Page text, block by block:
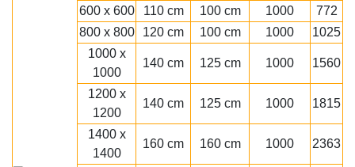
600 x 600 110 cm 100 cm 1000
772
800 x 800
120 cm 100 cm 1000
1025
1000 x
1000
140 cm 125 cm 1000 1560
1200 x
1200
140 cm 125 cm 1000 1815
1400 x
1400
160 cm 160 cm 1000 2363